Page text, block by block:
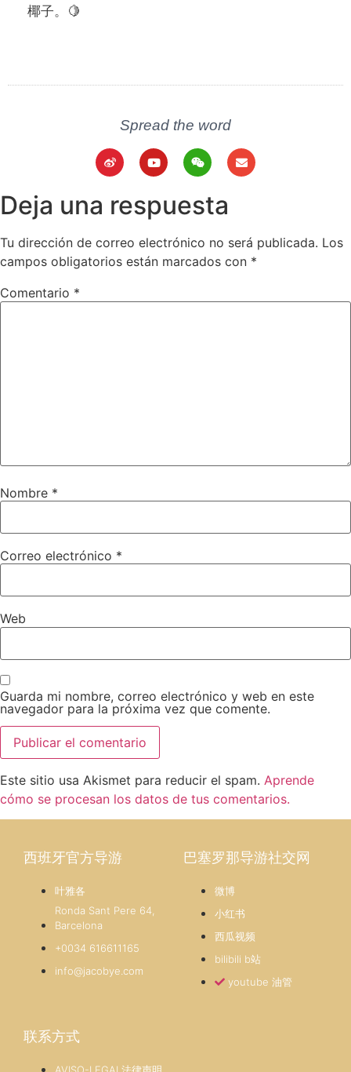
椰子。🍋
Spread the word
Deja una respuesta
Tu dirección de correo electrónico no será publicada. Los
campos obligatorios están marcados con *
Comentario *
Nombre *
Correo electrónico *
Web
Guarda mi nombre, correo electrónico y web en este
navegador para la próxima vez que comente.
Este sitio usa Akismet para reducir el spam. Aprende
cómo se procesan los datos de tus comentarios.
西班牙官方导游
叶雅各
Ronda Sant Pere 64,
Barcelona
+0034 616611165
info@jacobye.com
巴塞罗那导游社交网
微博
小红书
西瓜视频
bilibili b站
youtube 油管
联系方式